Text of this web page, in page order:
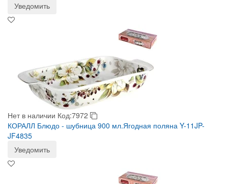
Уведомить
Нет в наличии Код:7972
КОРАЛЛ Блюдо - шубница 900 мл.Ягодная поляна Y-11JP-
JF4835
Уведомить